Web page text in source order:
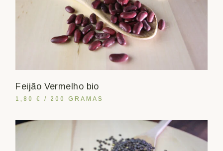
Feijão Vermelho bio
1,80 € / 200 GRAMAS